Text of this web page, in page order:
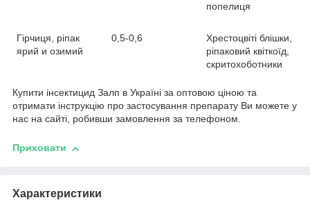
попелиця
Гірчиця, ріпак
ярий и озимий
0,5-0,6
Хрестоцвіті блішки,
ріпаковий квіткоїд,
скритохоботники
Купити інсектицид Залп в Україні за оптовою ціною та
отримати інструкцію про застосування препарату Ви можете у
нас на сайті, робивши замовлення за телефоном.
Приховати
Характеристики